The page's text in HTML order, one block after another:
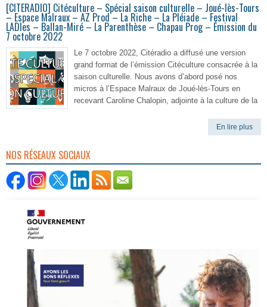
[CITERADIO] Citéculture – Spécial saison culturelle – Joué-lès-Tours
– Espace Malraux – AZ Prod – La Riche – La Pléiade – Festival
LADIes – Ballan-Miré – La Parenthèse – Chapau Prog – Émission du
7 octobre 2022
Le 7 octobre 2022, Citéradio a diffusé une version
grand format de l’émission Citéculture consacrée à la
saison culturelle. Nous avons d’abord posé nos
micros à l’Espace Malraux de Joué-lès-Tours en
recevant Caroline Chalopin, adjointe à la culture de la
En lire plus
NOS RÉSEAUX SOCIAUX